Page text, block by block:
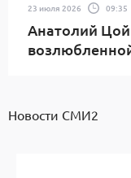
23 июля 2026 09:35
Анатолий Цой
Новости СМИ2